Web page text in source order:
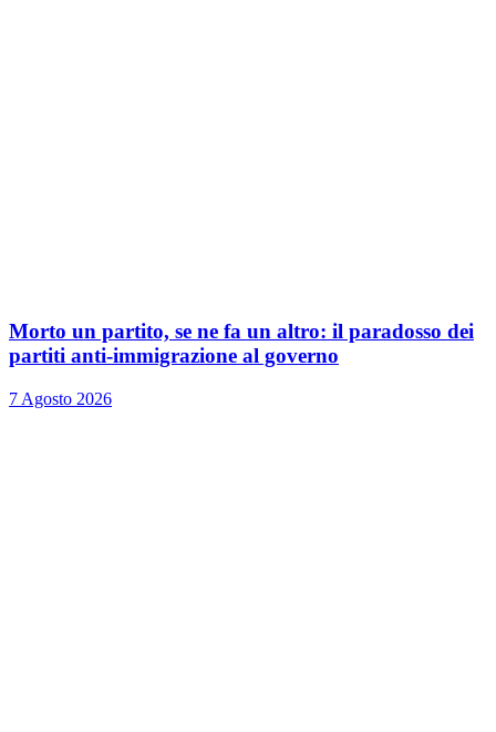
Morto un partito, se ne fa un altro: il paradosso dei
partiti anti-immigrazione al governo
7 Agosto 2026